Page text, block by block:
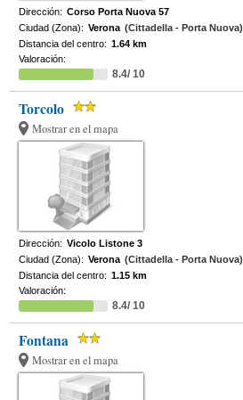
Dirección: Corso Porta Nuova 57
Ciudad (Zona): Verona (Cittadella - Porta Nuova)
Distancia del centro: 1.64 km
Valoración:
8.4/ 10
Torcolo
Mostrar en el mapa
Dirección: Vicolo Listone 3
Ciudad (Zona): Verona (Cittadella - Porta Nuova)
Distancia del centro: 1.15 km
Valoración:
8.4/ 10
Fontana
Mostrar en el mapa